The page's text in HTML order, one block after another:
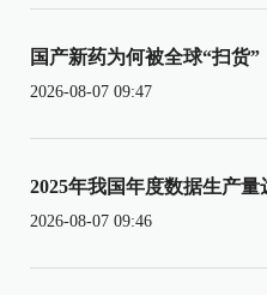
国产新药为何被全球“扫货”
2026-08-07 09:47
2025年我国年度数据生产量
2026-08-07 09:46